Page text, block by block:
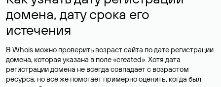
домена, дату срока его
истечения
В Whois можно проверить возраст сайта по дате регистрации
домена, которая указана в поле «created». Хотя дата
регистрации домена не всегда совпадает с возрастом
ресурса, но все же помогает примерно оценить, когда был